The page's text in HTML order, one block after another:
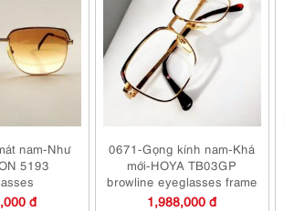
nam-Như
5193
đ
0671-Gọng kính nam-Khá
mới-HOYA TB03GP
browline eyeglasses frame
1,988,000 đ